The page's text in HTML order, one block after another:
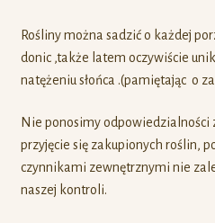
Rośliny można sadzić o każdej
donic ,także latem oczywiście
natężeniu słońca .(pamiętając o
Nie ponosimy odpowiedzialności
przyjęcie się zakupionych roślin,
czynnikami zewnętrznymi nie
naszej kontroli.